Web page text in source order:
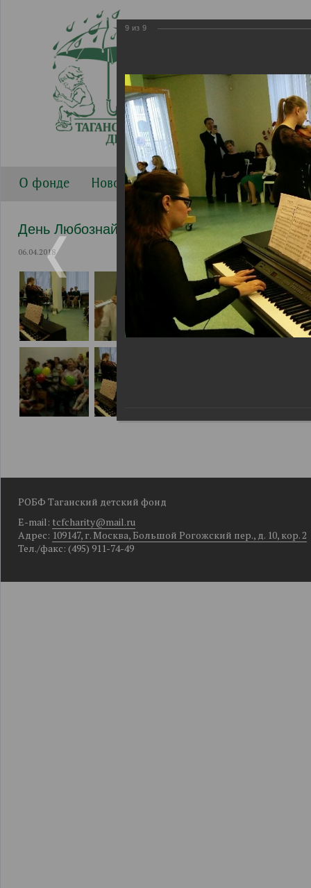
О фонде Новости Направления работы
День Любознайки с Высшей школой
06.04.2018
РОБФ Таганский детский фонд
E-mail: tcfcharity@mail.ru
Адрес: 109147, г. Москва, Большой Рогожский пер., д. 10, кор. 2
Тел./факс: (495) 911-74-49
9 из 9